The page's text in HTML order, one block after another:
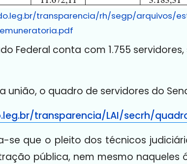
transparencia/rh/segp/arquivos/
Federal conta com 1.755
o quadro de servidores do
transparencia/LAI/secrh/
se que o pleito dos técnicos
pública, nem mesmo naqueles